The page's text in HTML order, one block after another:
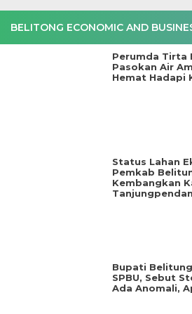
BELITONG ECONOMIC AND
Perumda Tirta
Pasokan Air
Hemat Hadapi
Status Lahan
Pemkab
Kembangkan
Bupati
SPBU, Sebut
Ada Anomali,